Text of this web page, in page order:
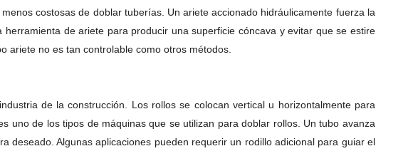
costosas de doblar tuberías. Un ariete accionado hidráulicamente fuerza la
herramienta de ariete para producir una superficie cóncava y evitar que se estire
ariete no es tan controlable como otros métodos.
de la construcción. Los rollos se colocan vertical u horizontalmente para
uno de los tipos de máquinas que se utilizan para doblar rollos. Un tubo avanza
deseado.Algunas aplicaciones pueden requerir un rodillo adicional para guiar el